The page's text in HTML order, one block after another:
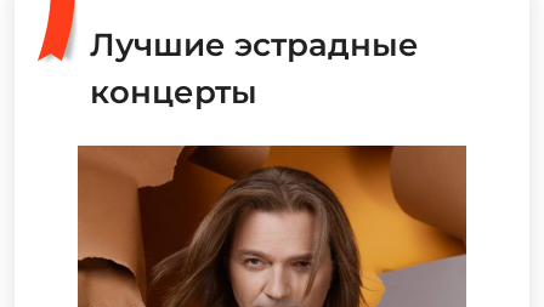
Лучшие эстрадные
концерты